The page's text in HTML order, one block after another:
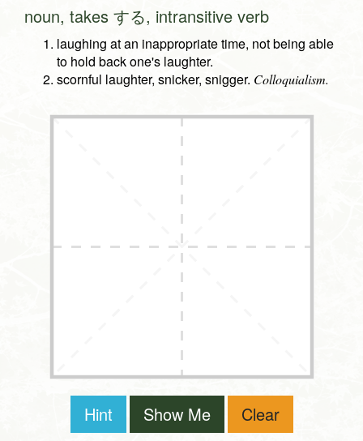
noun, takes する, intransitive verb
laughing at an inappropriate time, not being able
to hold back one's laughter.
scornful laughter, snicker, snigger. Colloquialism.
Hint Show Me Clear